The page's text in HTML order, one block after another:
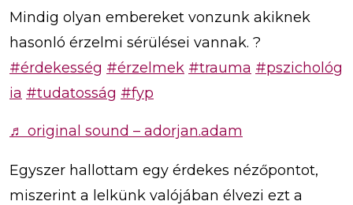
Mindig olyan embereket vonzunk akiknek
hasonló érzelmi sérülései vannak. ?
#érdekesség #érzelmek #trauma #pszichológ
ia #tudatosság #fyp
♬ original sound – adorjan.adam
Egyszer hallottam egy érdekes nézőpontot,
miszerint a lelkünk valójában élvezi ezt a